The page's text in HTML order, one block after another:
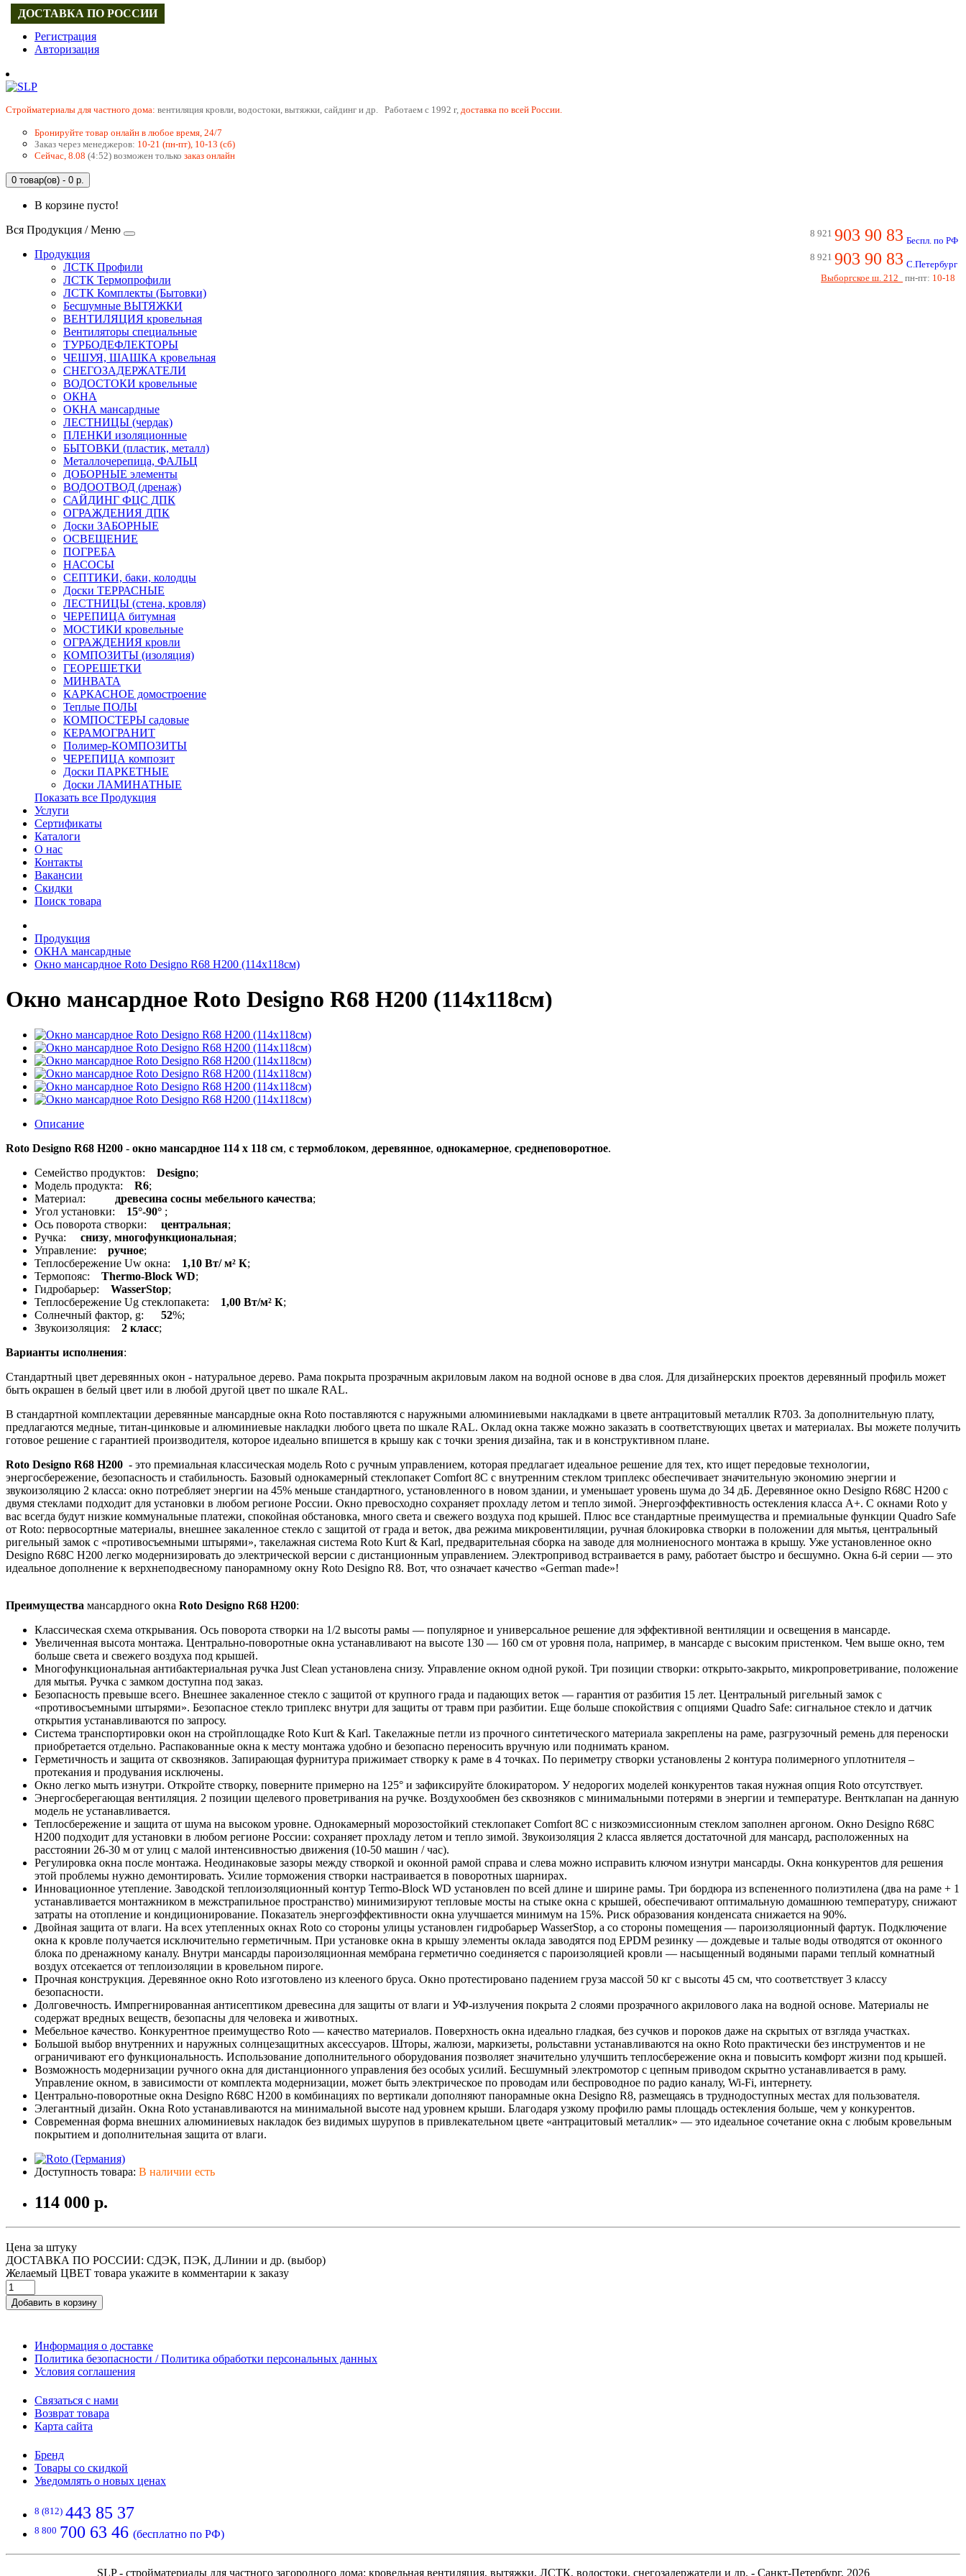
Регистрация
Авторизация
Cтройматериалы для частного дома: вентиляция кровли, водостоки, вытяжки, сайдинг и др. Работаем с 1992 г, доставка по всей России.
Бронируйте товар онлайн в любое время, 24/7
Заказ через менеджеров: 10-21 (пн-пт), 10-13 (сб)
Сейчас, 8.08 (4:52) возможен только заказ онлайн
0 товар(ов) - 0 р.
В корзине пусто!
8 921 903 90 83 Беспл. по РФ
8 921 903 90 83 С.Петербург
Выборгское ш. 212
пн-пт: 10-18
Вся Продукция / Меню
Продукция
ЛСТК Профили
ЛСТК Термопрофили
ЛСТК Комплекты (Бытовки)
Бесшумные ВЫТЯЖКИ
ВЕНТИЛЯЦИЯ кровельная
Вентиляторы специальные
ТУРБОДЕФЛЕКТОРЫ
ЧЕШУЯ, ШАШКА кровельная
СНЕГОЗАДЕРЖАТЕЛИ
ВОДОСТОКИ кровельные
ОКНА
ОКНА мансардные
ЛЕСТНИЦЫ (чердак)
ПЛЕНКИ изоляционные
БЫТОВКИ (пластик, металл)
Металлочерепица, ФАЛЬЦ
ДОБОРНЫЕ элементы
ВОДООТВОД (дренаж)
САЙДИНГ ФЦС ДПК
ОГРАЖДЕНИЯ ДПК
Доски ЗАБОРНЫЕ
ОСВЕЩЕНИЕ
ПОГРЕБА
НАСОСЫ
СЕПТИКИ, баки, колодцы
Доски ТЕРРАСНЫЕ
ЛЕСТНИЦЫ (стена, кровля)
ЧЕРЕПИЦА битумная
МОСТИКИ кровельные
ОГРАЖДЕНИЯ кровли
КОМПОЗИТЫ (изоляция)
ГЕОРЕШЕТКИ
МИНВАТА
КАРКАСНОЕ домостроение
Теплые ПОЛЫ
КОМПОСТЕРЫ садовые
КЕРАМОГРАНИТ
Полимер-КОМПОЗИТЫ
ЧЕРЕПИЦА композит
Доски ПАРКЕТНЫЕ
Доски ЛАМИНАТНЫЕ
Показать все Продукция
Услуги
Сертификаты
Каталоги
О нас
Контакты
Вакансии
Скидки
Поиск товара
Продукция
ОКНА мансардные
Окно мансардное Roto Designo R68 H200 (114x118см)
Окно мансардное Roto Designo R68 H200 (114x118см)
ДОСТАВКА ПО РОССИИ
Описание
Roto Designo R68 H200 - окно мансардное 114 x 118 см, с термоблоком, деревянное, однокамерное, среднеповоротное.
Семейство продуктов: Designo;
Модель продукта: R6;
Материал:
древесина сосны мебельного качества;
Угол установки: 15°-90° ;
Ось поворота створки: центральная;
Ручка: снизу, многофункциональная;
Управление: ручное;
Теплосбережение Uw окна: 1,10 Вт/ м² К;
Термопояс: Thermo-Block WD;
Гидробарьер: WasserStop;
Теплосбережение Ug стеклопакета:
1,00 Вт/м² К;
Солнечный фактор, g:
52%;
Звукоизоляция:
2 класс;
Варианты исполнения:
Стандартный цвет деревянных окон - натуральное дерево. Рама покрыта прозрачным акриловым лаком на водной основе в два слоя. Для дизайнерских проектов деревянный профиль может
быть окрашен в белый цвет или в любой другой цвет по шкале RAL.
В стандартной комплектации деревянные мансардные окна Roto поставляются с наружными алюминиевыми накладками в цвете антрацитовый металлик R703. За дополнительную плату,
предлагаются медные, титан-цинковые и алюминиевые накладки любого цвета по шкале RAL. Оклад окна также можно заказать в соответствующих цветах и материалах. Вы можете получить
готовое решение с гарантией производителя, которое идеально впишется в крышу как с точки зрения дизайна, так и в конструктивном плане.
Roto Designo R68 H200 - это премиальная классическая модель Roto с ручным управлением, которая предлагает идеальное решение для тех, кто ищет передовые технологии,
энергосбережение, безопасность и стабильность. Базовый однокамерный стеклопакет Comfort 8C с внутренним стеклом триплекс обеспечивает значительную экономию энергии и
звукоизоляцию 2 класса: окно потребляет энергии на 45% меньше стандартного, установленного в новом здании, и уменьшает уровень шума до 34 дБ. Деревянное окно Designo R68С H200 с
двумя стеклами подходит для установки в любом регионе России. Окно превосходно сохраняет прохладу летом и тепло зимой. Энергоэффективность остекления класса A+. С окнами Roto у
вас всегда будут низкие коммунальные платежи, спокойная обстановка, много света и свежего воздуха под крышей. Плюс все стандартные преимущества и премиальные функции Quadro Safe
от Roto: первосортные материалы, внешнее закаленное стекло с защитой от града и веток, два режима микровентиляции, ручная блокировка створки в положении для мытья, центральный
ригельный замок с «противосъемными штырями», такелажная система Roto Kurt & Karl, предварительная сборка на заводе для молниеносного монтажа в крышу. Уже установленное окно
Designo R68С H200 легко модернизировать до электрической версии с дистанционным управлением. Электропривод встраивается в раму, работает быстро и бесшумно. Окна 6-й серии — это
идеальное дополнение к верхнеподвесному панорамному окну Roto Designo R8. Вот, что означает качество «German made»!
Преимущества мансардного окна Roto Designo R68 H200:
Классическая схема открывания. Ось поворота створки на 1/2 высоты рамы — популярное и универсальное решение для эффективной вентиляции и освещения в мансарде.
Увеличенная высота монтажа. Центрально-поворотные окна устанавливают на высоте 130 — 160 см от уровня пола, например, в мансарде с высоким пристенком. Чем выше окно, тем
больше света и свежего воздуха под крышей.
Многофункциональная антибактериальная ручка Just Clean установлена снизу. Управление окном одной рукой. Три позиции створки: открыто-закрыто, микропроветривание, положение
для мытья. Ручка с замком доступна под заказ.
Безопасность превыше всего. Внешнее закаленное стекло с защитой от крупного града и падающих веток — гарантия от разбития 15 лет. Центральный ригельный замок с
«противосъемными штырями». Безопасное стекло триплекс внутри для защиты от травм при разбитии. Еще больше спокойствия с опциями Quadro Safe: сигнальное стекло и датчик
открытия устанавливаются по запросу.
Система транспортировки окон на стройплощадке Roto Kurt & Karl. Такелажные петли из прочного синтетического материала закреплены на раме, разгрузочный ремень для переноски
приобретается отдельно. Распакованные окна к месту монтажа удобно и безопасно переносить вручную или поднимать краном.
Герметичность и защита от сквозняков. Запирающая фурнитура прижимает створку к раме в 4 точках. По периметру створки установлены 2 контура полимерного уплотнителя –
протекания и продувания исключены.
Окно легко мыть изнутри. Откройте створку, поверните примерно на 125° и зафиксируйте блокиратором. У недорогих моделей конкурентов такая нужная опция Roto отсутствует.
Энергосберегающая вентиляция. 2 позиции щелевого проветривания на ручке. Воздухообмен без сквозняков с минимальными потерями в энергии и температуре. Вентклапан на данную
модель не устанавливается.
Теплосбережение и защита от шума на высоком уровне. Однокамерный морозостойкий стеклопакет Comfort 8C с низкоэмиссионным стеклом заполнен аргоном. Окно Designo R68C
H200 подходит для установки в любом регионе России: сохраняет прохладу летом и тепло зимой. Звукоизоляция 2 класса является достаточной для мансард, расположенных на
расстоянии 26-30 м от улиц с малой интенсивностью движения (10-50 машин / час).
Регулировка окна после монтажа. Неодинаковые зазоры между створкой и оконной рамой справа и слева можно исправить ключом изнутри мансарды. Окна конкурентов для решения
этой проблемы нужно демонтировать. Усилие торможения створки настраивается в поворотных шарнирах.
Инновационное утепление. Заводской теплоизоляционный контур Termo-Block WD установлен по всей длине и ширине рамы. Три бордюра из вспененного полиэтилена (два на раме + 1
устанавливается монтажником в межстрапильное пространство) минимизируют тепловые мосты на стыке окна с крышей, обеспечивают оптимальную домашнюю температуру, снижают
затраты на отопление и кондиционирование. Показатель энергоэффективности окна улучшается минимум на 15%. Риск образования конденсата снижается на 90%.
Двойная защита от влаги. На всех утепленных окнах Roto со стороны улицы установлен гидробарьер WasserStop, а со стороны помещения — пароизоляционный фартук. Подключение
окна к кровле получается исключительно герметичным. При установке окна в крышу элементы оклада заводятся под EPDM резинку — дождевые и талые воды отводятся от оконного
блока по дренажному каналу. Внутри мансарды пароизоляционная мембрана герметично соединяется с пароизоляцией кровли — насыщенный водяными парами теплый комнатный
воздух отсекается от теплоизоляции в кровельном пироге.
Прочная конструкция. Деревянное окно Roto изготовлено из клееного бруса. Окно протестировано падением груза массой 50 кг с высоты 45 см, что соответствует 3 классу
безопасности.
Долговечность. Импрегнированная антисептиком древесина для защиты от влаги и УФ-излучения покрыта 2 слоями прозрачного акрилового лака на водной основе. Материалы не
содержат вредных веществ, безопасны для человека и животных.
Мебельное качество. Конкурентное преимущество Roto — качество материалов. Поверхность окна идеально гладкая, без сучков и пороков даже на скрытых от взгляда участках.
Большой выбор внутренних и наружных солнцезащитных аксессуаров. Шторы, жалюзи, маркизеты, рольставни устанавливаются на окно Roto практически без инструментов и не
ограничивают его функциональность. Использование дополнительного оборудования позволяет значительно улучшить теплосбережение окна и повысить комфорт жизни под крышей.
Возможность модернизации ручного окна для дистанционного управления без особых усилий. Бесшумный электромотор с цепным приводом скрытно устанавливается в раму.
Управление окном, в зависимости от комплекта модернизации, может быть электрическое по проводам или беспроводное по радио каналу, Wi-Fi, интернету.
Центрально-поворотные окна Designo R68C H200 в комбинациях по вертикали дополняют панорамные окна Designo R8, размещаясь в труднодоступных местах для пользователя.
Элегантный дизайн. Окна Roto устанавливаются на минимальной высоте над уровнем крыши. Благодаря узкому профилю рамы площадь остекления больше, чем у конкурентов.
Современная форма внешних алюминиевых накладок без видимых шурупов в привлекательном цвете «антрацитовый металлик» — это идеальное сочетание окна с любым кровельным
покрытием и дополнительная защита от влаги.
Доступность товара: В наличии есть
114 000 р.
Цена за штуку
ДОСТАВКА ПО РОССИИ: СДЭК, ПЭК, Д.Линии и др. (выбор)
Желаемый ЦВЕТ товара укажите в комментарии к заказу
Добавить в корзину
Информация о доставке
Политика безопасности / Политика обработки персональных данных
Условия соглашения
Связаться с нами
Возврат товара
Карта сайта
Бренд
Товары со скидкой
Уведомлять о новых ценах
8 (812) 443 85 37
8 800 700 63 46 (бесплатно по РФ)
SLP - стройматериалы для частного загородного дома: кровельная вентиляция, вытяжки, ЛСТК, водостоки, снегозадержатели и др. - Санкт-Петербург, 2026